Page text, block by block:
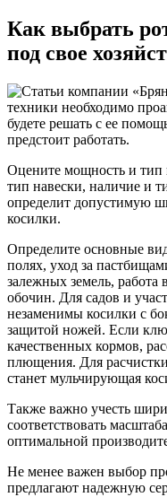
Как выбрать
под свое
техники необходимо
будете решать с ее
предстоит работать.
Оцените мощность и тип
тип навески, наличие и
определит допустимую
косилки.
Определите основные
полях, уход за
залежных земель,
обочин. Для садов и
незаменимы косилки с
защитой ножей. Если
качественных кормов,
плющения. Для
станет мульчирующая
Также важно учесть
соответствовать
оптимальной
Не менее важен выбор
предлагают надежную